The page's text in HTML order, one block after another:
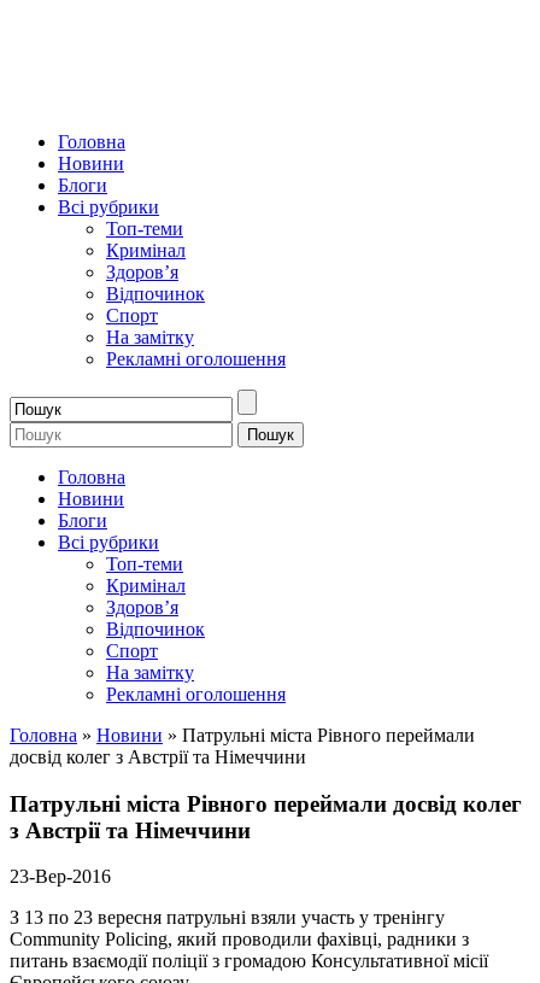
Головна
Новини
Блоги
Всі рубрики
Топ-теми
Кримінал
Здоров’я
Відпочинок
Спорт
На замітку
Рекламні оголошення
Головна
Новини
Блоги
Всі рубрики
Топ-теми
Кримінал
Здоров’я
Відпочинок
Спорт
На замітку
Рекламні оголошення
Головна » Новини » Патрульні міста Рівного переймали
досвід колег з Австрії та Німеччини
Патрульні міста Рівного переймали досвід колег
з Австрії та Німеччини
23-Вер-2016
З 13 по 23 вересня патрульні взяли участь у тренінгу
Community Policing, який проводили фахівці, радники з
питань взаємодії поліції з громадою Консультативної місії